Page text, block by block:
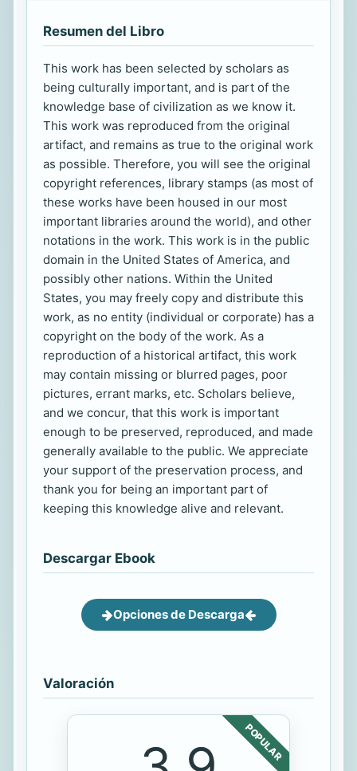
Resumen del Libro
This work has been selected by scholars as
being culturally important, and is part of the
knowledge base of civilization as we know it.
This work was reproduced from the original
artifact, and remains as true to the original work
as possible. Therefore, you will see the original
copyright references, library stamps (as most of
these works have been housed in our most
important libraries around the world), and other
notations in the work. This work is in the public
domain in the United States of America, and
possibly other nations. Within the United
States, you may freely copy and distribute this
work, as no entity (individual or corporate) has a
copyright on the body of the work. As a
reproduction of a historical artifact, this work
may contain missing or blurred pages, poor
pictures, errant marks, etc. Scholars believe,
and we concur, that this work is important
enough to be preserved, reproduced, and made
generally available to the public. We appreciate
your support of the preservation process, and
thank you for being an important part of
keeping this knowledge alive and relevant.
Descargar Ebook
Opciones de Descarga
Valoración
POPULAR